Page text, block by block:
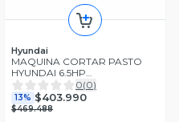
Hyundai
MAQUINA CORTAR PASTO
HYUNDAI 6.5HP
AUTOPROPULZADA
0(0)
13% $403.990
$469.488